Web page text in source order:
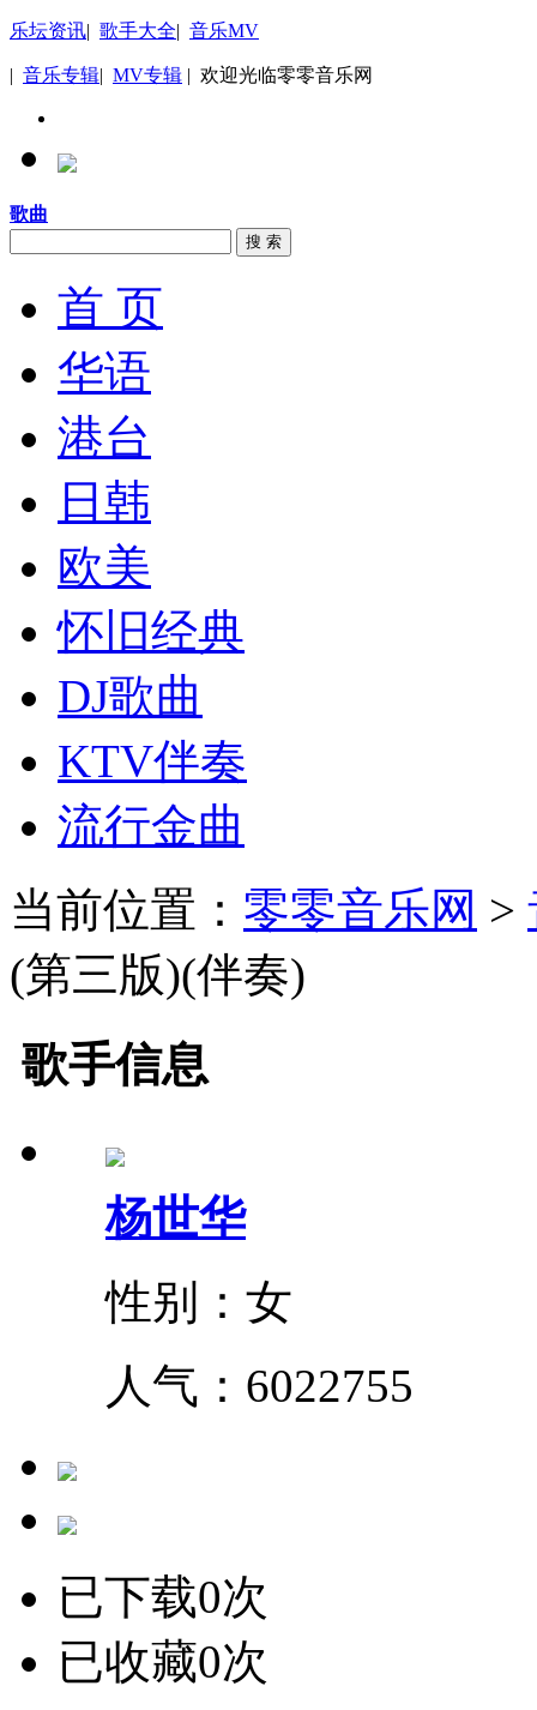
乐坛资讯| 歌手大全| 音乐MV
| 音乐专辑| MV专辑 | 欢迎光临零零音乐网
歌曲
搜 索
首 页
华语
港台
日韩
欧美
怀旧经典
DJ歌曲
KTV伴奏
流行金曲
当前位置： 零零音乐网 >
(第三版)(伴奏)
歌手信息
杨世华
性别：女
人气： 6022755
已下载0次
已收藏0次